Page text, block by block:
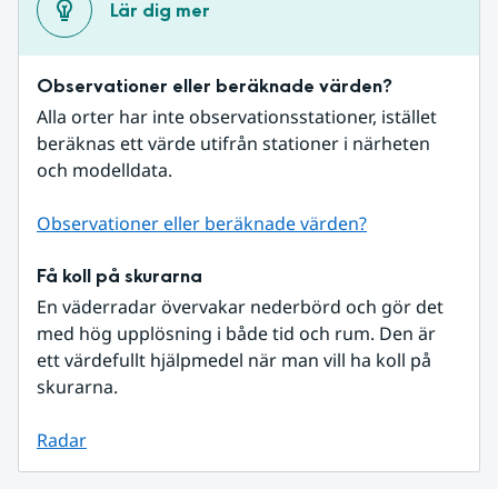
Lär dig mer
Observationer eller beräknade värden?
Alla orter har inte observationsstationer, istället
beräknas ett värde utifrån stationer i närheten
och modelldata.
Observationer eller beräknade värden?
Få koll på skurarna
En väderradar övervakar nederbörd och gör det
med hög upplösning i både tid och rum. Den är
ett värdefullt hjälpmedel när man vill ha koll på
skurarna.
Radar